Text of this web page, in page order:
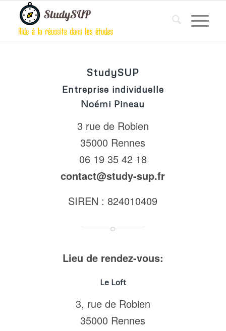
StudySUP
Entreprise individuelle
Noémi Pineau
3 rue de Robien
35000 Rennes
06 19 35 42 18
contact@study-sup.fr
SIREN : 824010409
Lieu de rendez-vous:
Le Loft
3, rue de Robien
35000 Rennes